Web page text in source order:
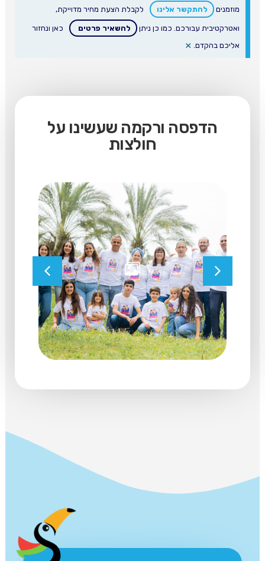
מוזמנים להתקשר אלינו לקבלת הצעת מחיר מדוייקת,
ואטרקטיבית עבורכם. כמו כן ניתן להשאיר פרטים
כאן ונחזור
אליכם בהקדם. ×
הדפסה ורקמה שעשינו על
חולצות